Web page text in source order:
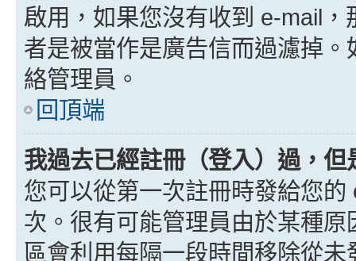
啟用，如果您沒有收到 e-mail
者是被當作是廣告信而過濾掉
絡管理員。
回頂端
我過去已經註冊（登入）過，
您可以從第一次註冊時發給您
次。很有可能管理員由於某種
區會利用每隔一段時間移除從